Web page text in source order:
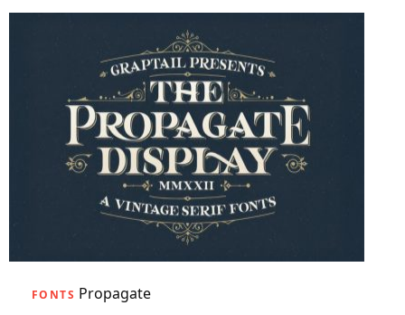
FONTS Propagate